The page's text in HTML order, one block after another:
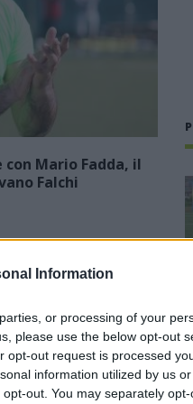
Information
or processing of your
please use the below opt-out
opt-out request is processed
information utilized by us
out. You may separately
Mario Fadda, il
Falchi
calciatori a partire dall'1
anche le chiusure
con Pisano e arriva
tripletta Cus Cagliari
e Nenna